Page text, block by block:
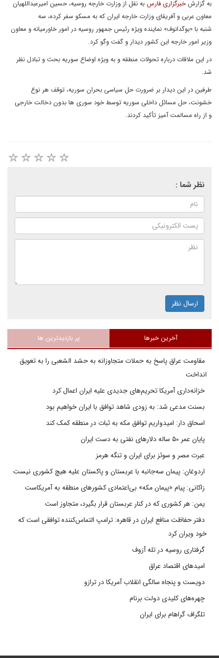
به گزارشخبرگزاری فارسبه نقل از وزارت خارجه روسیه، حسین امیرعبداللهیان
معاون عربی و آفریقای وزارت خارجه ایران که به مسکو سفر کرده، سه
شنبه با «بوگدانوف» نماینده ویژه رئیس جمهور روسیه در امور خاورمیانه و معاون
وزیر امور خارجه این کشور دیدار و گفت وگو کرد.
در این ملاقات درباره تحولات منطقه و به ویژه اوضاع سوریه بحث و تبادل نظر
شد.
طرفین در این دیدار بر ضرورت حل سیاسی بحران سوریه، توقف هر نوع
خشونت، حل مسائل داخلی سوریه توسط خود سوری ها بدون دخالت خارجی
و از راه مسالمت آمیز تأکید کردند.
نظر شما :
ارسال نظر
آخرین خبرها پر بازدیدترین ها
مقاومت عراق پاسخ به حملات متجاوزانه به حشد الشعبی را به تعویق
انداخت
خزانه‌داری آمریکا تحریم‌های جدیدی علیه ایران اعمال کرد
بسنت مدعی شد: به زودی شاهد توافق با ایران خواهیم بود
اسحاق دار: امیدواریم توافق مکه به ثبات در منطقه کمک کند
پایان عمر ۵۰ ساله دلارهای نفتی به دست ایران
عبرت مصر و سوئز برای ایران و تنگه هرمز
اردوغان: پیمان سه‌جانبه با عربستان و پاکستان علیه هیچ کشوری نیست
زاکانی: پیام «پیمان مکه» بی‌اعتمادی کشورهای منطقه به آمریکاست
یمن: هر کشوری که در کنار عربستان قرار بگیرد، متجاوز است
دفتر حفاظت منافع ایران در قاهره: ترامپ التماس‌کننده توافقی است که
خود ویران کرد
گرفتاری روسیه در تله آزوف
امیدهای اقتصاد عراق
دویست و پنجاه سالگی انقلاب آمریکا در ترازو
چهره‌های کلیدی دولت برنام
تلگراف گراهام برای ایران